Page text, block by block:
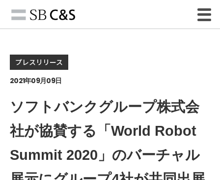
プレスリリース
2021年09月09日
ソフトバンクグループ株式会
社が協賛する「World Robot
Summit 2020」のバーチャル